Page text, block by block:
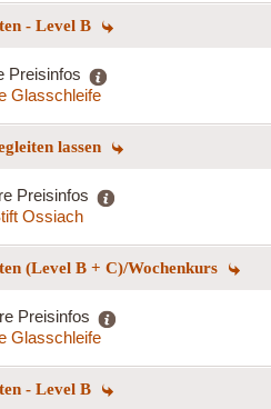
- Level B
Preisinfos
Glasschleife
lassen
Preisinfos
Ossiach
(Level B + C)/Wochenkurs
Preisinfos
Glasschleife
- Level B